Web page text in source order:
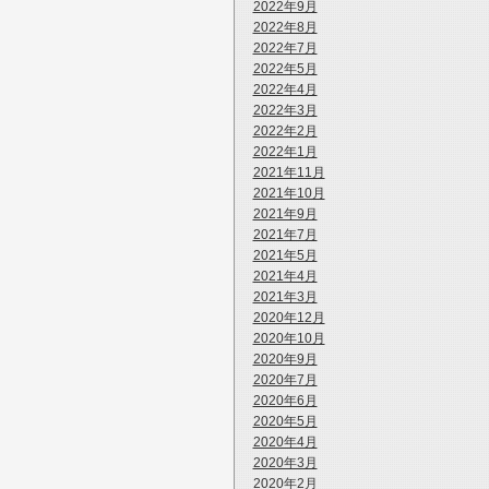
2022年9月
2022年8月
2022年7月
2022年5月
2022年4月
2022年3月
2022年2月
2022年1月
2021年11月
2021年10月
2021年9月
2021年7月
2021年5月
2021年4月
2021年3月
2020年12月
2020年10月
2020年9月
2020年7月
2020年6月
2020年5月
2020年4月
2020年3月
2020年2月